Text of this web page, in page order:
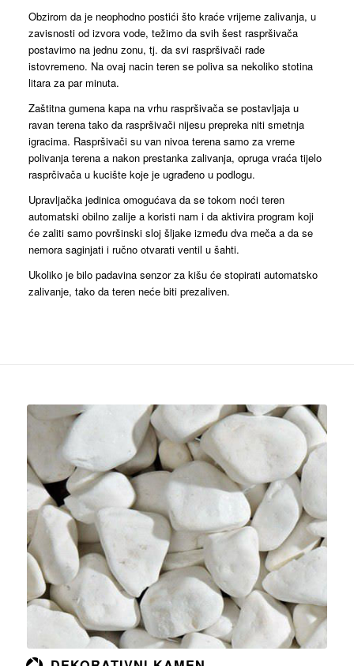
Obzirom da je neophodno postići što kraće vrijeme zalivanja, u
zavisnosti od izvora vode, težimo da svih šest raspršivača
postavimo na jednu zonu, tj. da svi raspršivači rade
istovremeno. Na ovaj nacin teren se poliva sa nekoliko stotina
litara za par minuta.
Zaštitna gumena kapa na vrhu raspršivača se postavljaja u
ravan terena tako da raspršivači nijesu prepreka niti smetnja
igracima. Raspršivači su van nivoa terena samo za vreme
polivanja terena a nakon prestanka zalivanja, opruga vraća tijelo
rasprčivača u kucište koje je ugrađeno u podlogu.
Upravljačka jedinica omogućava da se tokom noći teren
automatski obilno zalije a koristi nam i da aktivira program koji
će zaliti samo površinski sloj šljake između dva meča a da se
nemora saginjati i ručno otvarati ventil u šahti.
Ukoliko je bilo padavina senzor za kišu će stopirati automatsko
zalivanje, tako da teren neće biti prezaliven.
Opširnije